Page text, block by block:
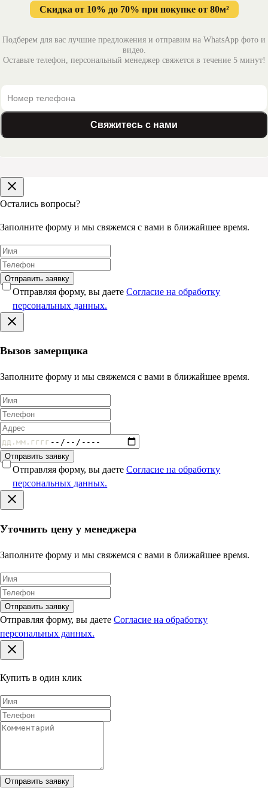
Скидка от 10% до 70% при покупке от 80м²
Подберем для вас лучшие предложения и отправим на WhatsApp фото и
видео.
Оставьте телефон, персональный менеджер свяжется в течение 5 минут!
Свяжитесь с нами
Остались вопросы?
Заполните форму и мы свяжемся с вами в ближайшее время.
Отправить заявку
Отправляя форму, вы даетеСогласие на обработку
персональных данных.
Вызов замерщика
Заполните форму и мы свяжемся с вами в ближайшее время.
Отправить заявку
Отправляя форму, вы даетеСогласие на обработку
персональных данных.
Уточнить цену у менеджера
Заполните форму и мы свяжемся с вами в ближайшее время.
Отправить заявку
Отправляя форму, вы даете Согласие на обработку
персональных данных.
Купить в один клик
Отправить заявку